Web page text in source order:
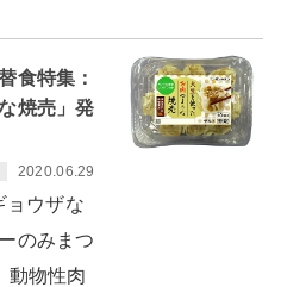
食特集：
焼売」発
2020.06.29
ウザな
のみまつ
動物性肉